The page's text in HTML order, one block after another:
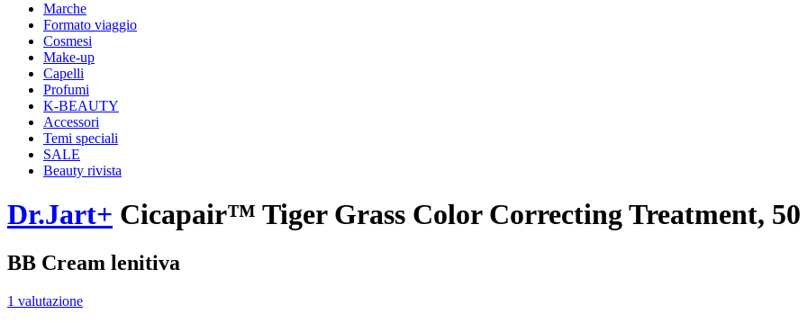
Marche
Formato viaggio
Cosmesi
Make-up
Capelli
Profumi
K-BEAUTY
Accessori
Temi speciali
SALE
Beauty rivista
Dr.Jart+ Cicapair™ Tiger Grass Color Correcting Treatment,
BB Cream lenitiva
1 valutazione